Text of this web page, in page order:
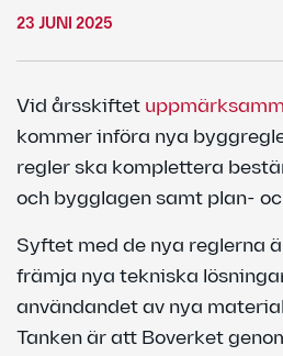
23 JUNI 2025
Vid årsskiftet
kommer införa nya
regler ska komplettera
och bygglagen samt plan-
Syftet med de nya reglerna
främja nya tekniska
användandet av nya
Tanken är att Boverket